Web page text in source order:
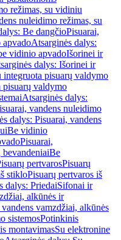
režimas, su vidiniu
nuleidimo režimas, su
Be dangčioPisuarai,
apvadoAtsarginės dalys:
vidinio apvadoIšorinei ir
dalys: Išorinei ir
integruota pisuarų valdymo
pisuarų valdymo
Atsarginės dalys:
vandens nuleidimo
dalys: Pisuarai, vandens
Be vidinio
Pisuarai,
bevandeniaiBe
pertvarosPisuarų
stikloPisuarų pertvaros iš
dalys: PriedaiSifonai ir
alkūnės ir
vamzdžiai, alkūnės
sistemosPotinkinis
montavimasSu elektronine